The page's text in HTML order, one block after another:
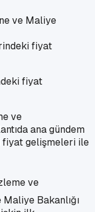
ve Maliye
fiyat
ve
ana gündem
fiyat gelişmeleri ile
ve
Bakanlığı